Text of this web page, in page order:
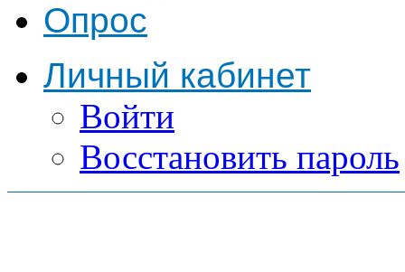
Опрос
Личный кабинет
Войти
Восстановить пароль